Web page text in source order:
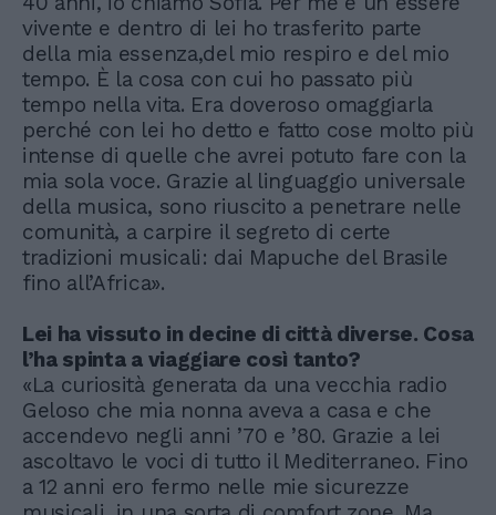
vivente e dentro di lei ho trasferito parte
della mia essenza,del mio respiro e del mio
tempo. È la cosa con cui ho passato più
tempo nella vita. Era doveroso omaggiarla
perché con lei ho detto e fatto cose molto più
intense di quelle che avrei potuto fare con la
mia sola voce. Grazie al linguaggio universale
della musica, sono riuscito a penetrare nelle
comunità, a carpire il segreto di certe
tradizioni musicali: dai Mapuche del Brasile
fino all’Africa».
Lei ha vissuto in decine di città diverse. Cosa
l’ha spinta a viaggiare così tanto?
«La curiosità generata da una vecchia radio
Geloso che mia nonna aveva a casa e che
accendevo negli anni ’70 e ’80. Grazie a lei
ascoltavo le voci di tutto il Mediterraneo. Fino
a 12 anni ero fermo nelle mie sicurezze